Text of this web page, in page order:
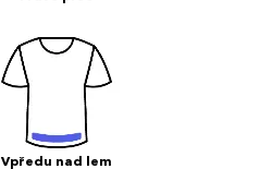
Vpředu nad lem